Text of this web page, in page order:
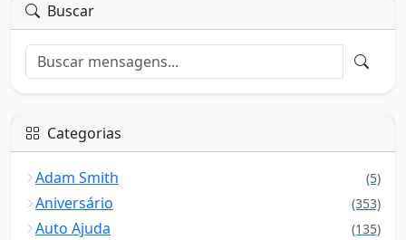
Buscar
Categorias
Adam Smith (5)
Aniversário (353)
Auto Ajuda (135)